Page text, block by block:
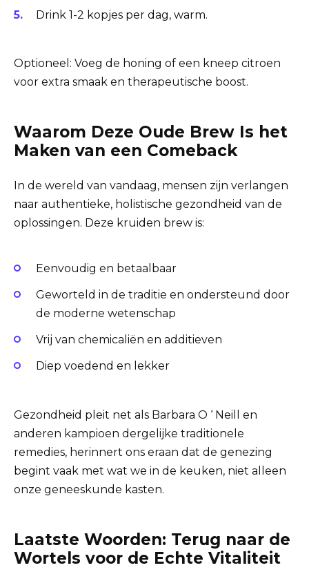
Drink 1-2 kopjes per dag, warm.
Optioneel: Voeg de honing of een kneep citroen
voor extra smaak en therapeutische boost.
Waarom Deze Oude Brew Is het
Maken van een Comeback
In de wereld van vandaag, mensen zijn verlangen
naar authentieke, holistische gezondheid van de
oplossingen. Deze kruiden brew is:
Eenvoudig en betaalbaar
Geworteld in de traditie en ondersteund door
de moderne wetenschap
Vrij van chemicaliën en additieven
Diep voedend en lekker
Gezondheid pleit net als Barbara O ‘ Neill en
anderen kampioen dergelijke traditionele
remedies, herinnert ons eraan dat de genezing
begint vaak met wat we in de keuken, niet alleen
onze geneeskunde kasten.
Laatste Woorden: Terug naar de
Wortels voor de Echte Vitaliteit